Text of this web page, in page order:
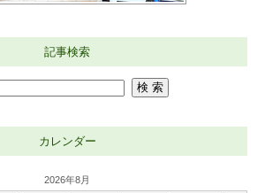
記事検索
カレンダー
2026年8月